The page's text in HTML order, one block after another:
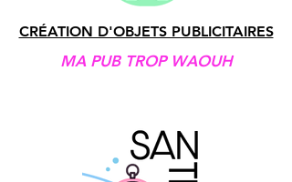
CRÉATION D'OBJETS PUBLICITAIRES
MA PUB TROP WAOUH